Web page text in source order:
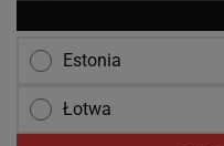
Estonia
Łotwa